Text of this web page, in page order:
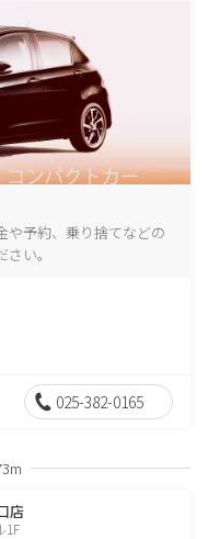
や予約、乗り捨てなどの
い。
025-382-0165
店
1F